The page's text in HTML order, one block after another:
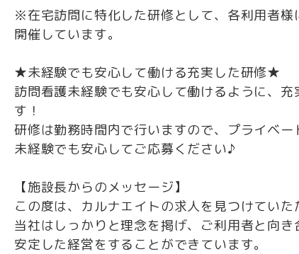
※在宅訪問に特化した研修として、各利用者様
開催しています。
★未経験でも安心して働ける充実した研修★
訪問看護未経験でも安心して働けるように、
す！
研修は勤務時間内で行いますので、プライベー
未経験でも安心してご応募ください♪
【施設長からのメッセージ】
この度は、カルナエイトの求人を見つけていた
当社はしっかりと理念を掲げ、ご利用者と向
安定した経営をすることができています。